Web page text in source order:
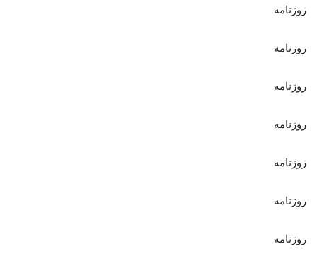
روزنامه
روزنامه
روزنامه
روزنامه
روزنامه
روزنامه
روزنامه